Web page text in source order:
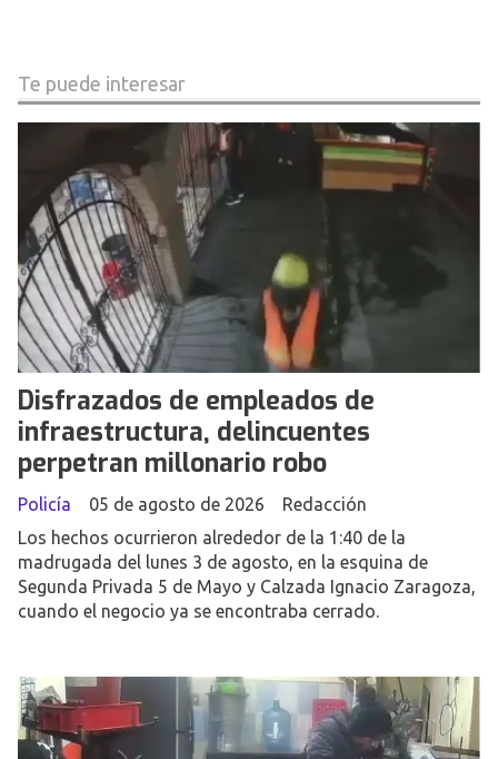
Te puede interesar
Disfrazados de empleados de
infraestructura, delincuentes
perpetran millonario robo
Redacción
Policía
05 de agosto de 2026
Los hechos ocurrieron alrededor de la 1:40 de la
madrugada del lunes 3 de agosto, en la esquina de
Segunda Privada 5 de Mayo y Calzada Ignacio Zaragoza,
cuando el negocio ya se encontraba cerrado.